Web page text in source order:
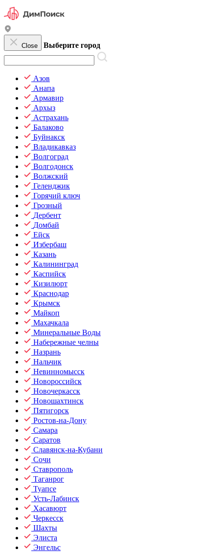
Close Выберите город
Азов
Анапа
Армавир
Архыз
Астрахань
Балаково
Буйнакск
Владикавказ
Волгоград
Волгодонск
Волжский
Геленджик
Горячий ключ
Грозный
Дербент
Домбай
Ейск
Избербаш
Казань
Калининград
Каспийск
Кизилюрт
Краснодар
Крымск
Майкоп
Махачкала
Минеральные Воды
Набережные челны
Назрань
Нальчик
Невинномысск
Новороссийск
Новочеркасск
Новошахтинск
Пятигорск
Ростов-на-Дону
Самара
Саратов
Славянск-на-Кубани
Сочи
Ставрополь
Таганрог
Туапсе
Усть-Лабинск
Хасавюрт
Черкесск
Шахты
Элиста
Энгельс